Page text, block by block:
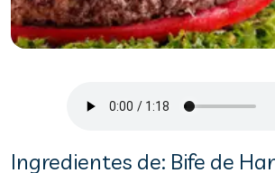
Ingredientes de: Bife de